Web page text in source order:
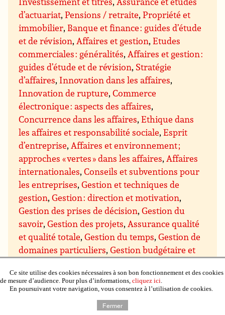
d’actuariat,Pensions / retraite,Propriété et
immobilier, Banque et finance : guides d’étude
et de révision,Affaires et gestion,Etudes
commerciales : généralités,Affaires et gestion :
guides d’étude et de révision, Stratégie
d’affaires, Innovation dans les affaires,
Innovation de rupture,Commerce
électronique : aspects des affaires,
Concurrence dans les affaires,Ethique dans
les affaires et responsabilité sociale,Esprit
d’entreprise,Affaires et environnement ;
approches « vertes » dans les affaires,Affaires
internationales,Conseils et subventions pour
les entreprises,Gestion et techniques de
gestion,Gestion : direction et motivation,
Gestion des prises de décision,Gestion du
savoir,Gestion des projets,Assurance qualité
et qualité totale,Gestion du temps,Gestion de
domaines particuliers,Gestion budgétaire et
ressources humaines,Gestion de l’immobilier,
de la propriété et du matériel,Gestion de la
production et du contrôle qualité
Ce site utilise des cookies nécessaires à son bon fonctionnement et des cookies
de mesure d’audience. Pour plus d’informations, cliquez ici.
En poursuivant votre navigation, vous consentez à l’utilisation de cookies.
Fermer